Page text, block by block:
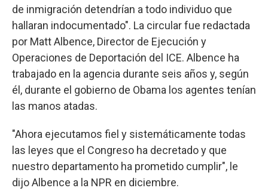
de inmigración detendrían a todo individuo que
hallaran indocumentado". La circular fue redactada
por Matt Albence, Director de Ejecución y
Operaciones de Deportación del ICE. Albence ha
trabajado en la agencia durante seis años y, según
él, durante el gobierno de Obama los agentes tenían
las manos atadas.
"Ahora ejecutamos fiel y sistemáticamente todas
las leyes que el Congreso ha decretado y que
nuestro departamento ha prometido cumplir", le
dijo Albence a la NPR en diciembre.